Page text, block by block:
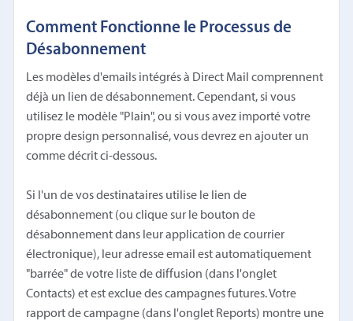
Comment Fonctionne le Processus de
Désabonnement
Les modèles d'emails intégrés à Direct Mail comprennent
déjà un lien de désabonnement. Cependant, si vous
utilisez le modèle "Plain", ou si vous avez importé votre
propre design personnalisé, vous devrez en ajouter un
comme décrit ci-dessous.
Si l'un de vos destinataires utilise le lien de
désabonnement (ou clique sur le bouton de
désabonnement dans leur application de courrier
électronique), leur adresse email est automatiquement
"barrée" de votre liste de diffusion (dans l'onglet
Contacts) et est exclue des campagnes futures. Votre
rapport de campagne (dans l'onglet Reports) montre une